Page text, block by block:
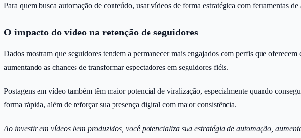
Para quem busca automação de conteúdo, usar vídeos de forma estratégica com ferramentas
O impacto do vídeo na retenção de seguidores
Dados mostram que seguidores tendem a permanecer mais engajados com perfis que
aumentando as chances de transformar espectadores em seguidores fiéis.
Postagens em vídeo também têm maior potencial de viralização, especialmente quando
forma rápida, além de reforçar sua presença digital com maior consistência.
Ao investir em vídeos bem produzidos, você potencializa sua estratégia de automação,